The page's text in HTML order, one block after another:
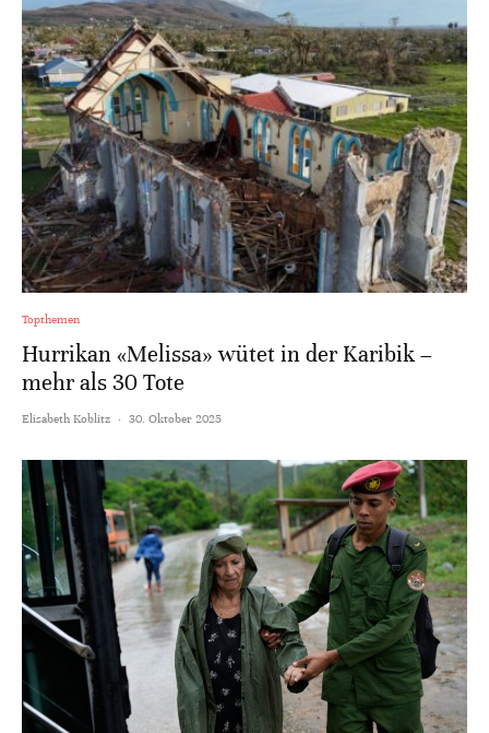
Topthemen
Hurrikan «Melissa» wütet in der Karibik –
mehr als 30 Tote
Elisabeth Koblitz · 30. Oktober 2025